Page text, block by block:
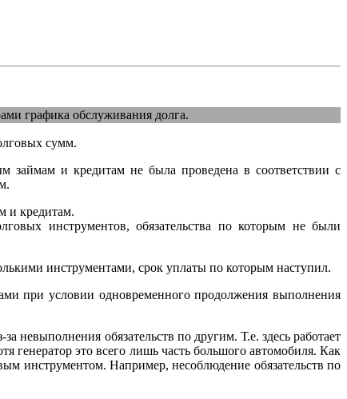
графика обслуживания долга.
сумм.
и кредитам не была проведена в соответствии с
и кредитам.
инструментов, обязательства по которым не были
инструментами, срок уплаты по которым наступил.
при условии одновременного продолжения выполнения
невыполнения обязательств по другим. Т.е. здесь работает
генератор это всего лишь часть большого автомобиля. Как
инструментом. Например, несоблюдение обязательств по